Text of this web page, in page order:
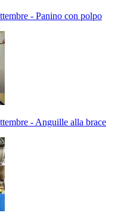
- Panino con polpo
- Anguille alla brace